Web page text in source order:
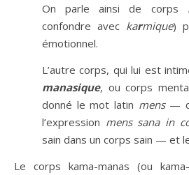
On parle ainsi de corps
confondre avec karmique)
émotionnel.
L’autre corps, qui lui est
manasique, ou corps
donné le mot latin mens—
l’expression mens sana in
sain dans un corps sain — et
Le corps kama-manas (ou